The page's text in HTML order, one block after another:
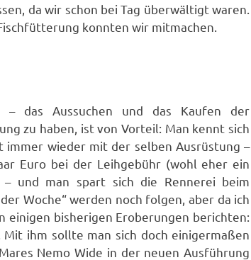
da wir schon bei Tag überwältigt waren.
konnten wir mitmachen.
das Aussuchen und das Kaufen der
zu haben, ist von Vorteil: Man kennt sich
wieder mit der selben Ausrüstung –
Euro bei der Leihgebühr (wohl eher ein
und man spart sich die Rennerei beim
Woche“ werden noch folgen, aber da ich
einigen bisherigen Eroberungen berichten:
ihm sollte man sich doch einigermaßen
Nemo Wide in der neuen Ausführung